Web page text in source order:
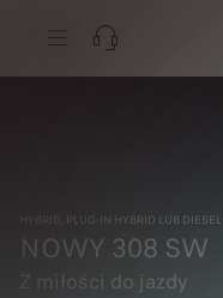
HYBRID, PLUG-IN HYBRID LUB DIESEL
NOWY 308 SW
Z miłości do jazdy